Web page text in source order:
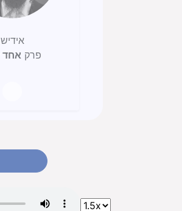
אידיש
פרק אחד